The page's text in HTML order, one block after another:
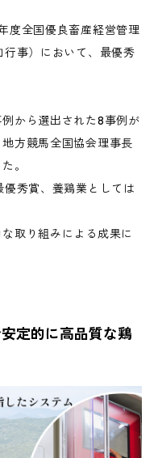
度全国優良畜産経営管理
事）において、最優秀
から選出された8事例が
方競馬全国協会理事長
。
秀賞、養鶏業としては
取り組みによる成果に
定的に高品質な鶏